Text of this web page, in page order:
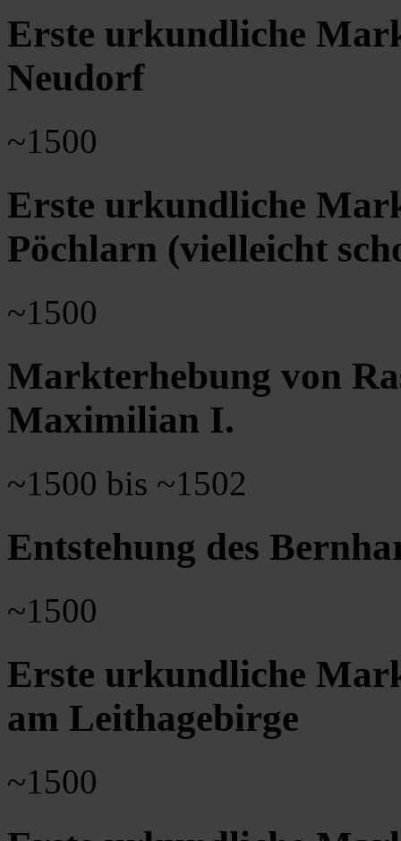
Erste urkundliche
Neudorf
~1500
Erste urkundliche
Pöchlarn (vielleicht
~1500
Markterhebung von
Maximilian I.
~1500 bis ~1502
Entstehung des
~1500
Erste urkundliche
am Leithagebirge
~1500